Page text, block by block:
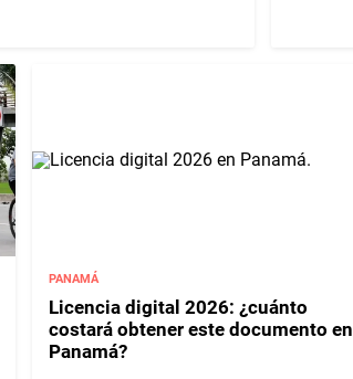
PANAMÁ
Licencia digital 2026: ¿cuánto
costará obtener este documento en
Panamá?